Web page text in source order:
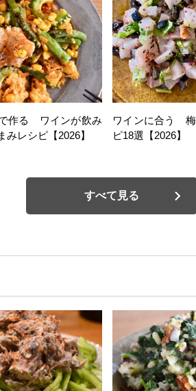
作る ワインが飲み
みレシピ【2026】
ワインに合う
ピ18選【2026】
すべて見る